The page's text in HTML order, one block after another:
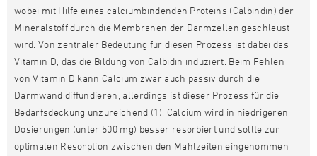
wobei mit Hilfe eines calciumbindenden Proteins (Calbindin) der
Mineralstoff durch die Membranen der Darmzellen geschleust
wird. Von zentraler Bedeutung für diesen Prozess ist dabei das
Vitamin D, das die Bildung von Calbidin induziert. Beim Fehlen
von Vitamin D kann Calcium zwar auch passiv durch die
Darmwand diffundieren, allerdings ist dieser Prozess für die
Bedarfsdeckung unzureichend (1). Calcium wird in niedrigeren
Dosierungen (unter 500 mg) besser resorbiert und sollte zur
optimalen Resorption zwischen den Mahlzeiten eingenommen